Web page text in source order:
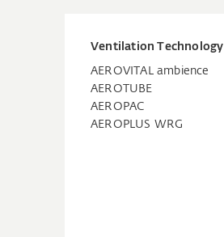
Ventilation Technology
AEROVITAL ambience
AEROTUBE
AEROPAC
AEROPLUS WRG